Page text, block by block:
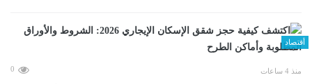
أقتصاد
منذ 4 ساعات 0